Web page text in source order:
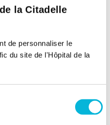
la Citadelle
de personnaliser le
du site de l'Hôpital de la
permet de
améliorent
des patients et